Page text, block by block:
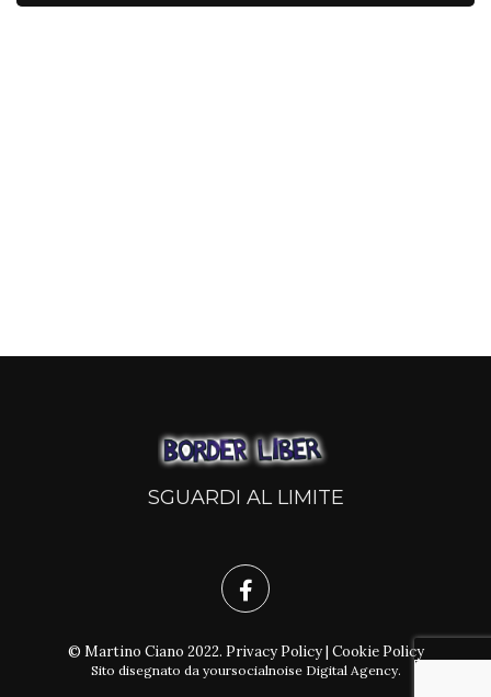
SGUARDI AL LIMITE
© Martino Ciano 2022. Privacy Policy| Cookie Policy
Sito disegnato da yoursocialnoise Digital Agency.